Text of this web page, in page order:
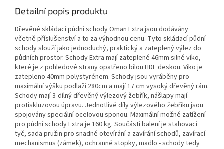
Detailní popis produktu
Dřevěné skládací půdní schody Oman Extra jsou dodávány
včetně příslušenství a to za výhodnou cenu. Tyto skládací půdní
schody slouží jako jednoduchý, praktický a zateplený výlez do
půdních prostor. Schody Extra mají zateplené 46mm silné víko,
které je z pohledové strany opatřeno bílou HDF deskou. Víko je
zatepleno 40mm polystyrénem. Schody jsou vyráběny pro
maximální výšku podlaží 280cm a mají 17 cm vysoký dřevěný rám.
Schody mají 3-dílný dřevěný výlezový žebřík, nášlapy mají
protiskluzovou úpravu. Jednotlivé díly výlezového žebříku jsou
spojovány speciální ocelovou sponou. Maximální možné zatížení
pro půdní schody Extra je 160 kg. Součástí balení je stahovací
tyč, sada pružin pro snadné otevírání a zavírání schodů, zavírací
mechanismus (zámek), ochranné stopky, madlo - schody tedy